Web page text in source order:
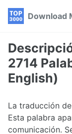
Skip
navigation
Skip
Skip
Download
2714
English)
La traducción
Esta palabra
comunicación.